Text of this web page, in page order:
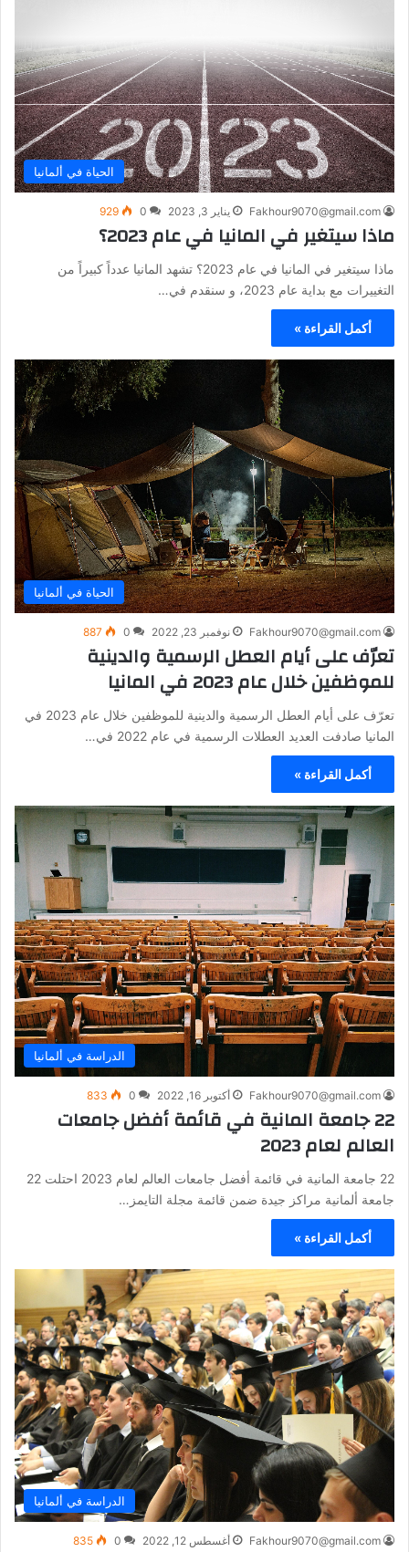
الحياة في ألمانيا
Fakhour9070@gmail.com يناير 3, 2023 0
929
ماذا سيتغير في المانيا في عام 2023؟
ماذا سيتغير في المانيا في عام 2023؟ تشهد المانيا عدداً كبيراً من
التغييرات مع بداية عام 2023، و سنقدم في…
أكمل القراءة »
الحياة في ألمانيا
Fakhour9070@gmail.com نوفمبر 23, 2022 0
887
تعرّف على أيام العطل الرسمية والدينية
للموظفين خلال عام 2023 في المانيا
تعرّف على أيام العطل الرسمية والدينية للموظفين خلال عام 2023 في
المانيا صادفت العديد العطلات الرسمية في عام 2022 في…
أكمل القراءة »
الدراسة في ألمانيا
Fakhour9070@gmail.com أكتوبر 16, 2022 0
833
22 جامعة المانية في قائمة أفضل جامعات
العالم لعام 2023
22 جامعة المانية في قائمة أفضل جامعات العالم لعام 2023 احتلت 22
جامعة ألمانية مراكز جيدة ضمن قائمة مجلة التايمز…
أكمل القراءة »
الدراسة في ألمانيا
Fakhour9070@gmail.com أغسطس 12, 2022 0
835